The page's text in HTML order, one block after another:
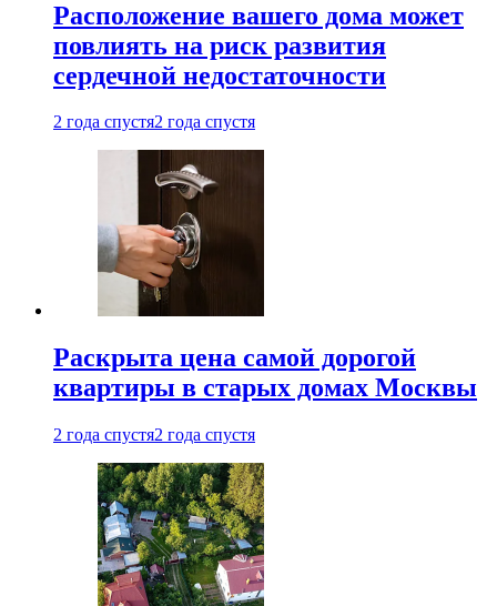
Расположение вашего дома может
повлиять на риск развития
сердечной недостаточности
2 года спустя2 года спустя
Раскрыта цена самой дорогой
квартиры в старых домах Москвы
2 года спустя2 года спустя